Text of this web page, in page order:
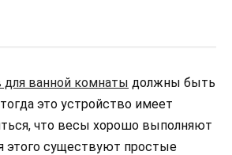
для ванной комнаты должны быть
это устройство имеет
что весы хорошо выполняют
этого существуют простые